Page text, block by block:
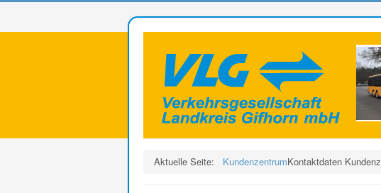
Aktuelle Seite: KundenzentrumKontaktdaten